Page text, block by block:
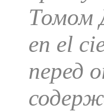
Томом
en el
перед